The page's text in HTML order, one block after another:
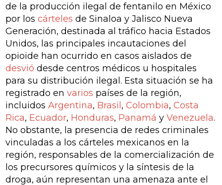
de la producción ilegal de fentanilo en México
por loscárteles de Sinaloa y Jalisco Nueva
Generación, destinada al tráfico hacia Estados
Unidos, las principales incautaciones del
opioide han ocurrido en casos aislados de
desvió desde centros médicos u hospitales
para su distribución ilegal. Esta situación se ha
registrado envarios países de la región,
incluidosArgentina, Brasil ,Colombia,Costa
Rica, Ecuador, Honduras, Panamá yVenezuela.
No obstante, la presencia de redes criminales
vinculadas a los cárteles mexicanos en la
región, responsables de la comercialización de
los precursores químicos y la síntesis de la
droga, aún representan una amenaza ante el